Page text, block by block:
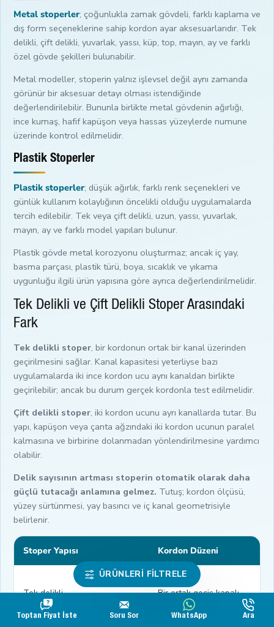
Toptan Fiyat İste Soru Sor WhatsApp Ara
Metal stoperler; çoğunlukla zamak gövdeli, farklı kaplama ve
dış form seçeneklerine sahip kordon ayar aksesuarlarıdır. Tek
delikli, çift delikli, yuvarlak, yassı, küp, top, mayın, ay ve farklı
özel gövde şekilleri bulunabilir.
Metal modeller, stoperin yalnız işlevsel değil aynı zamanda
görünür bir aksesuar detayı olması istendiğinde
değerlendirilebilir. Bununla birlikte metal gövdenin ağırlığı,
ince kumaş, hafif kapüşon veya hassas yüzeylerde numune
üzerinde kontrol edilmelidir.
Plastik Stoperler
Plastik stoperler; düşük ağırlık, farklı renk seçenekleri ve
günlük kullanım kolaylığının öncelikli olduğu uygulamalarda
tercih edilebilir. Tek veya çift delikli, uzun, yassı, yuvarlak,
mayın, ay ve farklı model yapıları bulunur.
Plastik gövde metal korozyonu oluşturmaz; ancak iç yay,
basma parçası, plastik türü, boya, sıcaklık ve yıkama
uygunluğu ilgili ürün yapısına göre ayrıca değerlendirilmelidir.
Tek Delikli ve Çift Delikli Stoper Arasındaki
Fark
Tek delikli stoper, bir kordonun ortak bir kanal üzerinden
geçirilmesini sağlar. Kanal kapasitesi yeterliyse bazı
uygulamalarda iki ince kordon ucu aynı kanaldan birlikte
geçirilebilir; ancak bu durum gerçek kordonla test edilmelidir.
Çift delikli stoper, iki kordon ucunu ayrı kanallarda tutar. Bu
yapı, kapüşon veya çanta ağzındaki iki kordon ucunun paralel
kalmasına ve birbirine dolanmadan yönlendirilmesine yardımcı
olabilir.
Delik sayısının artması stoperin otomatik olarak daha
güçlü tutacağı anlamına gelmez. Tutuş; kordon ölçüsü,
yüzey sürtünmesi, yay basıncı ve iç kanal geometrisiyle
belirlenir.
Stoper Yapısı Kordon Düzeni
Tek delikli Bir ortak geçiş kanalı
ÜRÜNLERI FILTRELE